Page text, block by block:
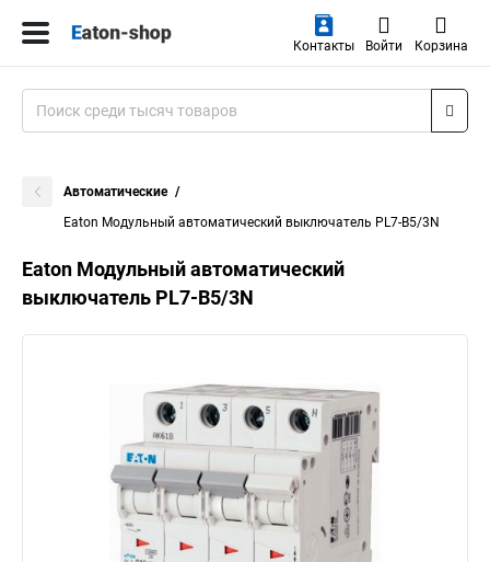
Контакты Войти Корзина
Автоматические
Eaton Модульный автоматический выключатель PL7-B5/3N
Eaton Модульный автоматический
выключатель PL7-B5/3N